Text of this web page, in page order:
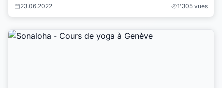
23.06.2022
1'305 vues